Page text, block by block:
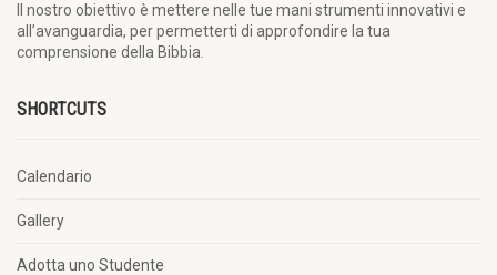
Il nostro obiettivo è mettere nelle tue mani strumenti innovativi e
all’avanguardia, per permetterti di approfondire la tua
comprensione della Bibbia.
SHORTCUTS
Calendario
Gallery
Adotta uno Studente